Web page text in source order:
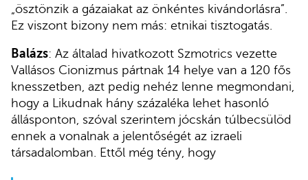
„ösztönzik a gázaiakat az önkéntes kivándorlásra”.
Ez viszont bizony nem más: etnikai tisztogatás.
Balázs: Az általad hivatkozott Szmotrics vezette
Vallásos Cionizmus pártnak 14 helye van a 120 fős
knesszetben, azt pedig nehéz lenne megmondani,
hogy a Likudnak hány százaléka lehet hasonló
állásponton, szóval szerintem jócskán túlbecsülöd
ennek a vonalnak a jelentőségét az izraeli
társadalomban. Ettől még tény, hogy